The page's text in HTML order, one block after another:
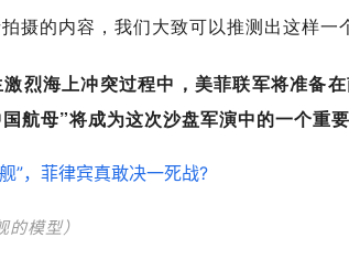
摄的内容，我们大致可以推测出这样一
烈海上冲突过程中，美菲联军将准备
航母”将成为这次沙盘军演中的一个重要
的模型）